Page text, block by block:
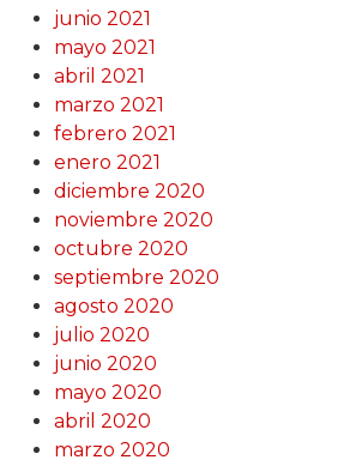
junio 2021
mayo 2021
abril 2021
marzo 2021
febrero 2021
enero 2021
diciembre 2020
noviembre 2020
octubre 2020
septiembre 2020
agosto 2020
julio 2020
junio 2020
mayo 2020
abril 2020
marzo 2020